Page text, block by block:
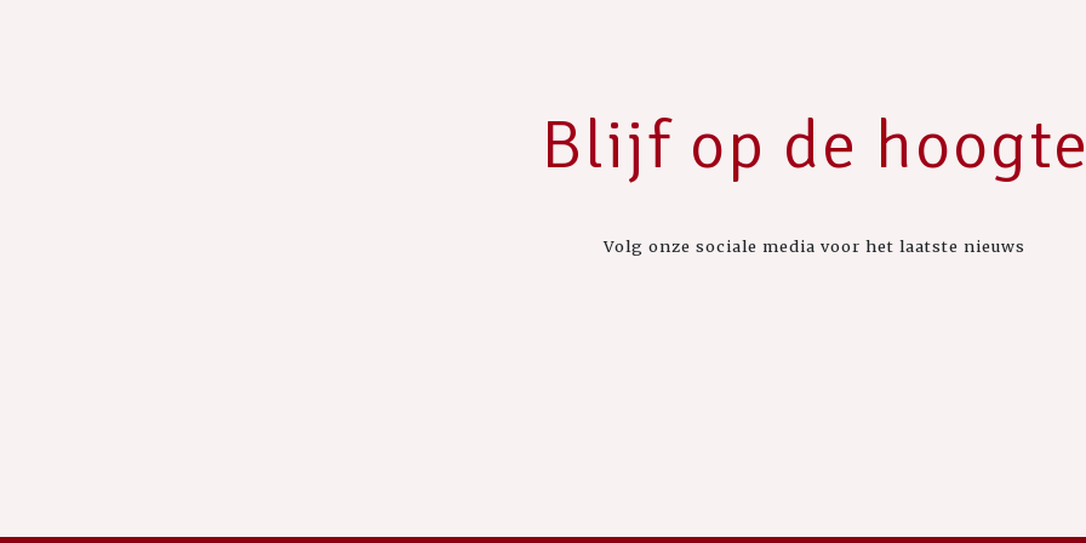
Blijf op de
Volg onze sociale media voor het laatste nieuws